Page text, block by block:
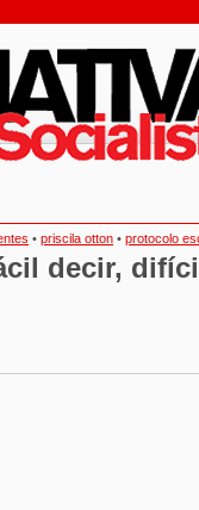
• priscila otton • protocolo
decir,